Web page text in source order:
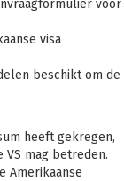
voor
visa
beschikt om de
heeft gekregen,
mag betreden.
Amerikaanse